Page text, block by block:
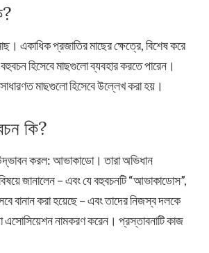
একাধিক প্রজাতির মাছের ক্ষেত্রে, বিশেষ করে
হিসেবে মাছগুলো ব্যবহার করতে পারেন।
সাধারণত মাছগুলো হিসেবে উল্লেখ করা হয়।
কি?
করল: আভাকাডো। তারা অভিধান
জানালেন – এবং যে বহুবচনটি “আভাকাডোস”,
বানান করা হয়েছে – এবং তাদের নিজস্ব দলকে
এসোসিয়েশন নামকরণ করেন। প্রস্তাবনাটি কাজ